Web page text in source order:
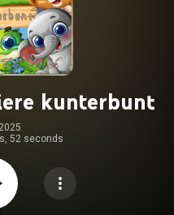
kunterbunt
2025
52 seconds